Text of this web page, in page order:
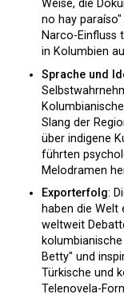
Weise, die
no hay
Narco-Einfluss
in Kolumbien
Sprache und
Slang der
über indigene
führten
Melodramen
Exporterfolg:
haben die Welt
weltweit
Betty" und
Türkische und
Telenovela-